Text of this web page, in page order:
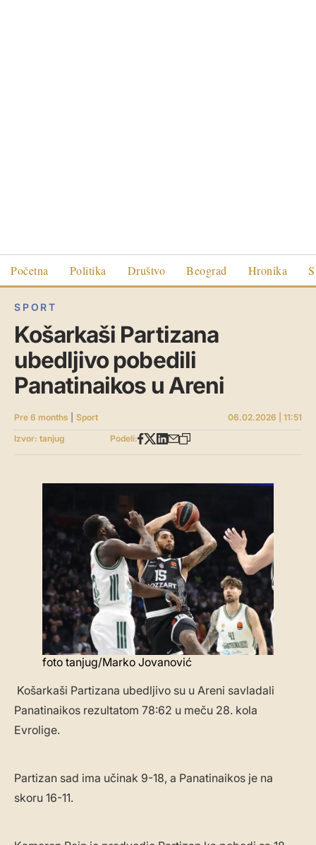
Početna Politika Društvo Beograd Hronika
SPORT
Košarkaši Partizana
ubedljivo pobedili
Panatinaikos u Areni
Pre 6 months Sport
06.02.2026 | 11:51
Izvor: tanjug
Podeli:
foto tanjug/Marko Jovanović
Košarkaši Partizana ubedljivo su u Areni savladali
Panatinaikos rezultatom 78:62 u meču 28. kola
Evrolige.
Partizan sad ima učinak 9-18, a Panatinaikos je na
skoru 16-11.